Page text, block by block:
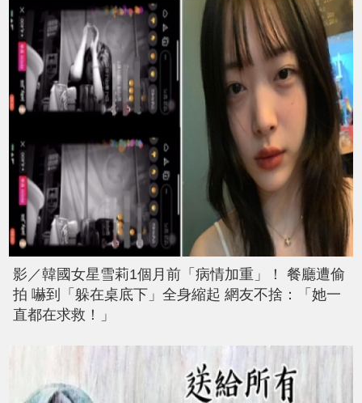
影／韓國女星雪莉1個月前「病情加重」！ 餐廳遭偷
拍 嚇到「躲在桌底下」全身縮起 網友不捨：「她一
直都在求救！」